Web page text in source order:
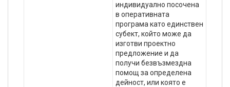
индивидуално посочена
в оперативната
програма като единствен
субект, който може да
изготви проектно
предложение и да
получи безвъзмездна
помощ за определена
дейност, или която е